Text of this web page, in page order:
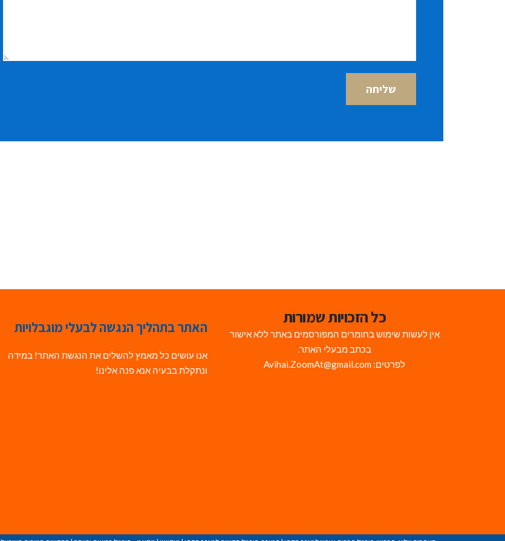
כל הזכויות שמורות
אין לעשות שימוש בחומרים המפורסמים באתר ללא אישור
בכתב מבעלי האתר.
לפרטים: Avihai.ZoomAt@gmail.com
האתר בתהליך הנגשה לבעלי מוגבלויות
אנו עושים כל מאמץ להשלים את הנגשת האתר! במידה
ונתקלת בבעיה אנא פנה אלינו!